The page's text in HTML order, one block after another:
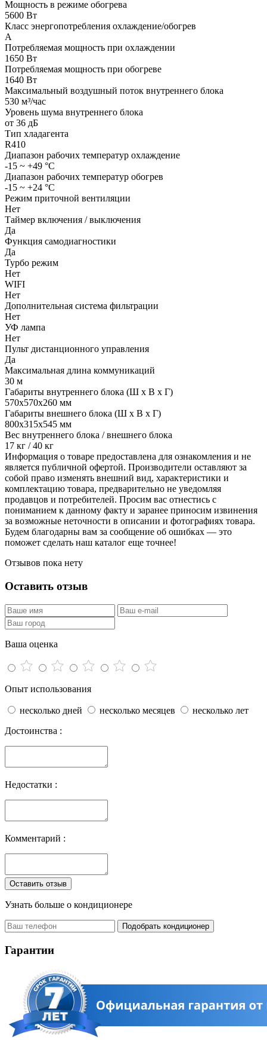
Мощность в режиме обогрева
5600 Вт
Класс энергопотребления охлаждение/обогрев
A
Потребляемая мощность при охлаждении
1650 Вт
Потребляемая мощность при обогреве
1640 Вт
Максимальный воздушный поток внутреннего блока
530 м³/час
Уровень шума внутреннего блока
от 36 дБ
Тип хладагента
R410
Диапазон рабочих температур охлаждение
-15 ~ +49 °С
Диапазон рабочих температур обогрев
-15 ~ +24 °С
Режим приточной вентиляции
Нет
Таймер включения / выключения
Да
Функция самодиагностики
Да
Турбо режим
Нет
WIFI
Нет
Дополнительная система фильтрации
Нет
УФ лампа
Нет
Пульт дистанционного управления
Да
Максимальная длина коммуникаций
30 м
Габариты внутреннего блока (Ш х В х Г)
570х570х260 мм
Габариты внешнего блока (Ш х В х Г)
800х315х545 мм
Вес внутреннего блока / внешнего блока
17 кг / 40 кг
Информация о товаре предоставлена для ознакомления и не
является публичной офертой. Производители оставляют за
собой право изменять внешний вид, характеристики и
комплектацию товара, предварительно не уведомляя
продавцов и потребителей. Просим вас отнестись с
пониманием к данному факту и заранее приносим извинения
за возможные неточности в описании и фотографиях товара.
Будем благодарны вам за сообщение об ошибках — это
поможет сделать наш каталог еще точнее!
Отзывов пока нету
Оставить отзыв
Ваша оценка
Опыт использования
несколько дней несколько месяцев
несколько лет
Достоинства :
Недостатки :
Комментарий :
Узнать больше о кондиционере
Подобрать кондиционер
Гарантии